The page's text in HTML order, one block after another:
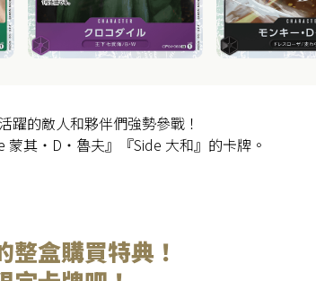
躍的敵人和夥伴們強勢參戰！
其・D・魯夫』『Side 大和』的卡牌。
盒購買特典！